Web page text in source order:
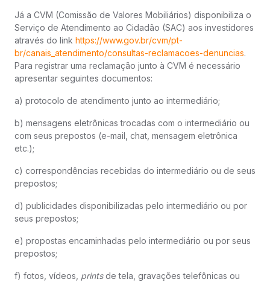
Já a CVM (Comissão de Valores Mobiliários) disponibiliza o
Serviço de Atendimento ao Cidadão (SAC) aos investidores
através do link https://www.gov.br/cvm/pt-
br/canais_atendimento/consultas-reclamacoes-denuncias.
Para registrar uma reclamação junto à CVM é necessário
apresentar seguintes documentos:
a) protocolo de atendimento junto ao intermediário;
b) mensagens eletrônicas trocadas com o intermediário ou
com seus prepostos (e-mail, chat, mensagem eletrônica
etc.);
c) correspondências recebidas do intermediário ou de seus
prepostos;
d) publicidades disponibilizadas pelo intermediário ou por
seus prepostos;
e) propostas encaminhadas pelo intermediário ou por seus
prepostos;
f) fotos, vídeos, printsde tela, gravações telefônicas ou